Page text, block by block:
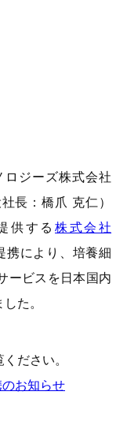
ジーズ株式会社
長：橋爪 克仁）
供する 株式会社
携により、培養細
ービスを日本国内
た。
ださい。
お知らせ